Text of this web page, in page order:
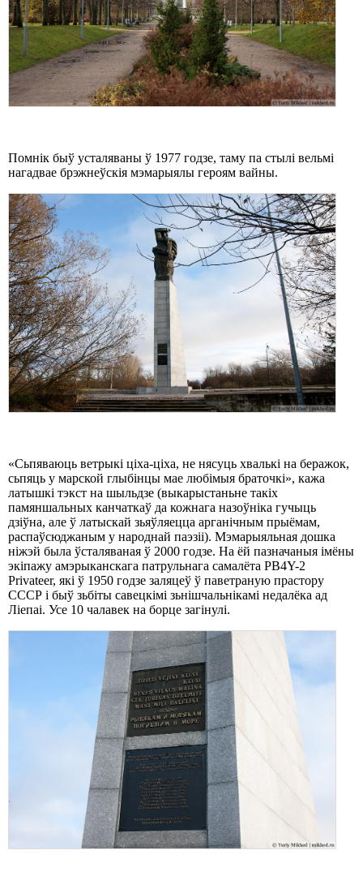
Помнік быў усталяваны ў 1977 годзе, таму па стылі вельмі
нагадвае брэжнеўскія мэмарыялы героям вайны.
«Сьпяваюць ветрыкі ціха-ціха, не нясуць хвалькі на беражок,
сьпяць у марской глыбінцы мае любімыя браточкі», кажа
латышкі тэкст на шыльдзе (выкарыстаньне такіх
памяншальных канчаткаў да кожнага назоўніка гучыць
дзіўна, але ў латыскай зьяўляецца арганічным прыёмам,
распаўсюджаным у народнай паэзіі). Мэмарыяльная дошка
ніжэй была ўсталяваная ў 2000 годзе. На ёй пазначаныя імёны
экіпажу амэрыканскага патрульнага самалёта PB4Y-2
Privateer, які ў 1950 годзе заляцеў ў паветраную прастору
СССР і быў зьбіты савецкімі зьнішчальнікамі недалёка ад
Ліепаі. Усе 10 чалавек на борце загінулі.